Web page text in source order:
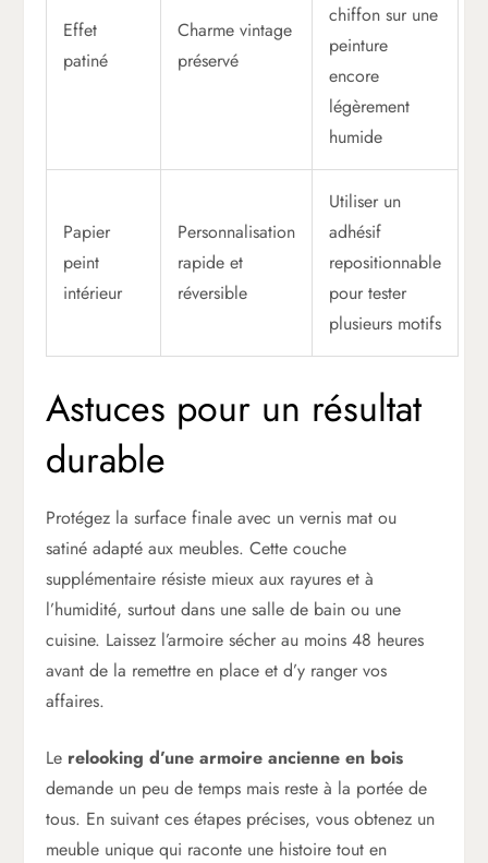
Effet
patiné
Charme vintage
préservé
chiffon sur une
peinture
encore
légèrement
humide
Papier
peint
intérieur
Personnalisation
rapide et
réversible
Utiliser un
adhésif
repositionnable
pour tester
plusieurs motifs
Astuces pour un résultat
durable
Protégez la surface finale avec un vernis mat ou
satiné adapté aux meubles. Cette couche
supplémentaire résiste mieux aux rayures et à
l’humidité, surtout dans une salle de bain ou une
cuisine. Laissez l’armoire sécher au moins 48 heures
avant de la remettre en place et d’y ranger vos
affaires.
Le relooking d’une armoire ancienne en bois
demande un peu de temps mais reste à la portée de
tous. En suivant ces étapes précises, vous obtenez un
meuble unique qui raconte une histoire tout en